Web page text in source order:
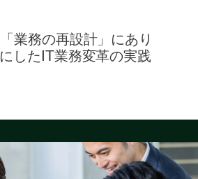
業務の再設計」にあり
したIT業務変革の実践